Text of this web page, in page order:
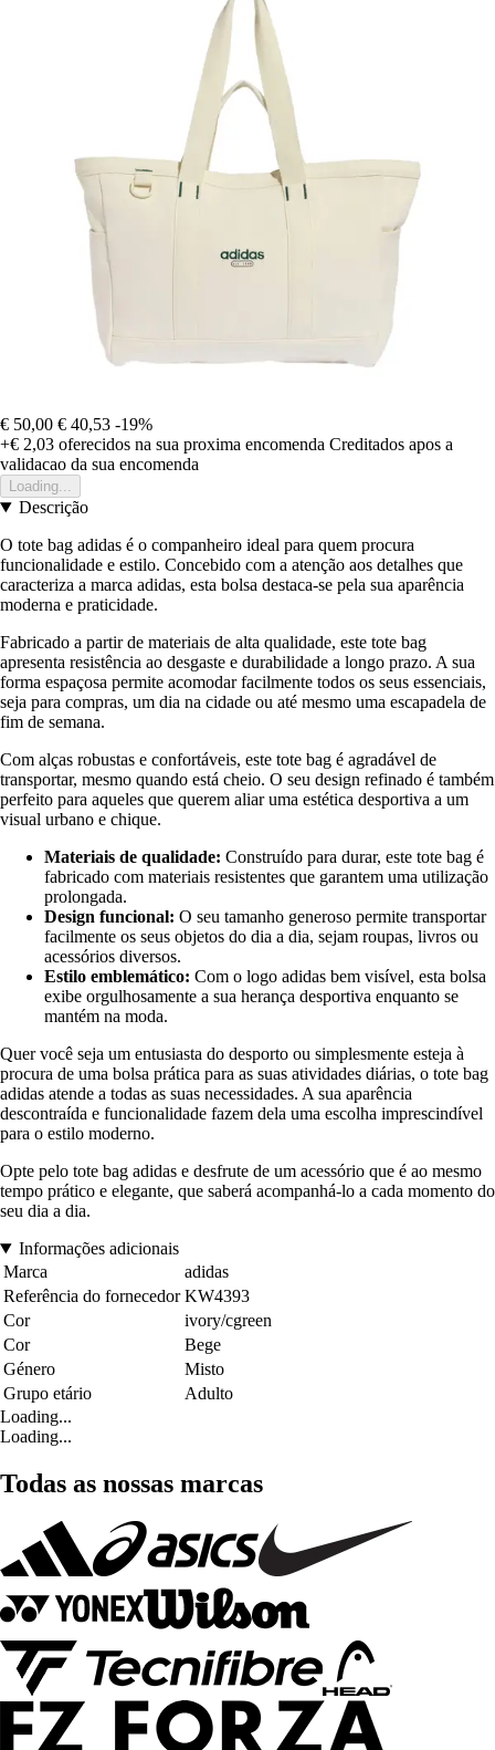
€ 50,00 € 40,53 -19%
+€ 2,03 oferecidos na sua proxima encomenda Creditados apos a
validacao da sua encomenda
Loading...
Descrição
O tote bag adidas é o companheiro ideal para quem procura
funcionalidade e estilo. Concebido com a atenção aos detalhes que
caracteriza a marca adidas, esta bolsa destaca-se pela sua aparência
moderna e praticidade.
Fabricado a partir de materiais de alta qualidade, este tote bag
apresenta resistência ao desgaste e durabilidade a longo prazo. A sua
forma espaçosa permite acomodar facilmente todos os seus essenciais,
seja para compras, um dia na cidade ou até mesmo uma escapadela de
fim de semana.
Com alças robustas e confortáveis, este tote bag é agradável de
transportar, mesmo quando está cheio. O seu design refinado é também
perfeito para aqueles que querem aliar uma estética desportiva a um
visual urbano e chique.
Materiais de qualidade: Construído para durar, este tote bag é
fabricado com materiais resistentes que garantem uma utilização
prolongada.
Design funcional: O seu tamanho generoso permite transportar
facilmente os seus objetos do dia a dia, sejam roupas, livros ou
acessórios diversos.
Estilo emblemático: Com o logo adidas bem visível, esta bolsa
exibe orgulhosamente a sua herança desportiva enquanto se
mantém na moda.
Quer você seja um entusiasta do desporto ou simplesmente esteja à
procura de uma bolsa prática para as suas atividades diárias, o tote bag
adidas atende a todas as suas necessidades. A sua aparência
descontraída e funcionalidade fazem dela uma escolha imprescindível
para o estilo moderno.
Opte pelo tote bag adidas e desfrute de um acessório que é ao mesmo
tempo prático e elegante, que saberá acompanhá-lo a cada momento do
seu dia a dia.
Informações adicionais
Marca
adidas
Referência do fornecedor KW4393
Cor
ivory/cgreen
Cor
Bege
Género
Misto
Grupo etário
Adulto
Loading...
Loading...
Todas as nossas marcas